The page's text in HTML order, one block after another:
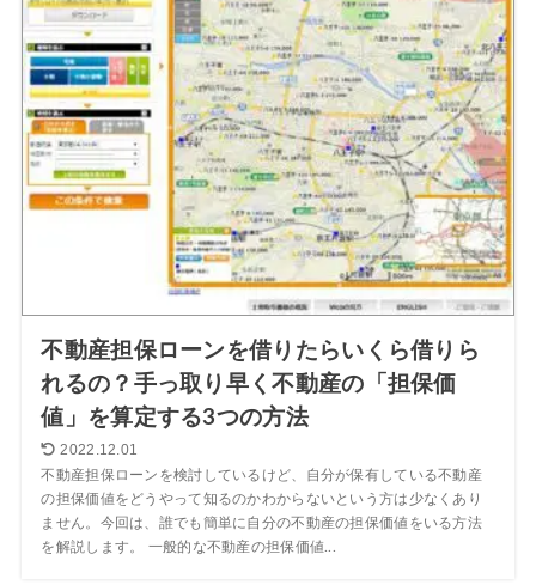
不動産担保ローンを借りたらいくら借りら
れるの？手っ取り早く不動産の「担保価
値」を算定する3つの方法
2022.12.01
不動産担保ローンを検討しているけど、自分が保有している不動産
の担保価値をどうやって知るのかわからないという方は少なくあり
ません。今回は、誰でも簡単に自分の不動産の担保価値をいる方法
を解説します。 一般的な不動産の担保価値...